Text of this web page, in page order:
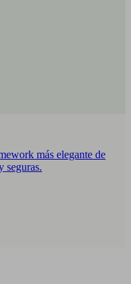
más elegante de
seguras.